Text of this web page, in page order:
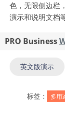
色，无限侧边栏
演示和说明文档等
PRO Business
英文版演示
标签： 多用